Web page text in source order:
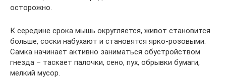
осторожно.
К середине срока мышь округляется, живот становится
больше, соски набухают и становятся ярко-розовыми.
Самка начинает активно заниматься обустройством
гнезда – таскает палочки, сено, пух, обрывки бумаги,
мелкий мусор.